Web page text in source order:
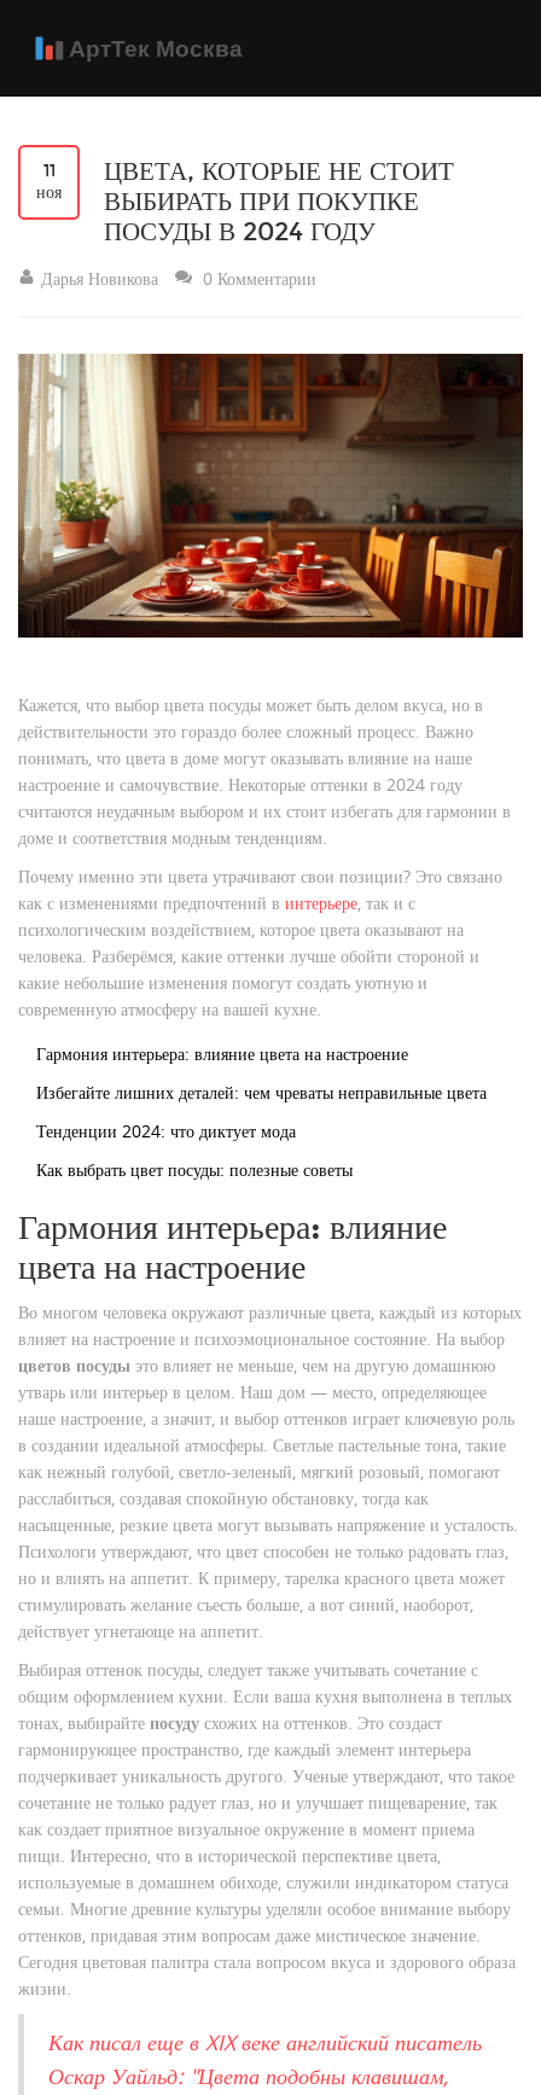
11
ноя
ЦВЕТА, КОТОРЫЕ НЕ СТОИТ
ВЫБИРАТЬ ПРИ ПОКУПКЕ
ПОСУДЫ В 2024 ГОДУ
Дарья Новикова 0 Комментарии
Кажется, что выбор цвета посуды может быть делом вкуса, но в
действительности это гораздо более сложный процесс. Важно
понимать, что цвета в доме могут оказывать влияние на наше
настроение и самочувствие. Некоторые оттенки в 2024 году
считаются неудачным выбором и их стоит избегать для гармонии в
доме и соответствия модным тенденциям.
Почему именно эти цвета утрачивают свои позиции? Это связано
как с изменениями предпочтений в интерьере, так и с
психологическим воздействием, которое цвета оказывают на
человека. Разберёмся, какие оттенки лучше обойти стороной и
какие небольшие изменения помогут создать уютную и
современную атмосферу на вашей кухне.
Гармония интерьера: влияние цвета на настроение
Избегайте лишних деталей: чем чреваты неправильные цвета
Тенденции 2024: что диктует мода
Как выбрать цвет посуды: полезные советы
Гармония интерьера: влияние
цвета на настроение
Во многом человека окружают различные цвета, каждый из которых
влияет на настроение и психоэмоциональное состояние. На выбор
цветов посуды это влияет не меньше, чем на другую домашнюю
утварь или интерьер в целом. Наш дом — место, определяющее
наше настроение, а значит, и выбор оттенков играет ключевую роль
в создании идеальной атмосферы. Светлые пастельные тона, такие
как нежный голубой, светло-зеленый, мягкий розовый, помогают
расслабиться, создавая спокойную обстановку, тогда как
насыщенные, резкие цвета могут вызывать напряжение и усталость.
Психологи утверждают, что цвет способен не только радовать глаз,
но и влиять на аппетит. К примеру, тарелка красного цвета может
стимулировать желание съесть больше, а вот синий, наоборот,
действует угнетающе на аппетит.
Выбирая оттенок посуды, следует также учитывать сочетание с
общим оформлением кухни. Если ваша кухня выполнена в теплых
тонах, выбирайте посуду схожих на оттенков. Это создаст
гармонирующее пространство, где каждый элемент интерьера
подчеркивает уникальность другого. Ученые утверждают, что такое
сочетание не только радует глаз, но и улучшает пищеварение, так
как создает приятное визуальное окружение в момент приема
пищи. Интересно, что в исторической перспективе цвета,
используемые в домашнем обиходе, служили индикатором статуса
семьи. Многие древние культуры уделяли особое внимание выбору
оттенков, придавая этим вопросам даже мистическое значение.
Сегодня цветовая палитра стала вопросом вкуса и здорового образа
жизни.
Как писал еще в XIX веке английский писатель
Оскар Уайльд: "Цвета подобны клавишам,